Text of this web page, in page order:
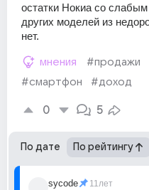
остатки Нокиа со
других моделей из
нет.
мнения
#продажи
#смартфон
#доход
0 5
По дате По рейтингу
sycode 11лет